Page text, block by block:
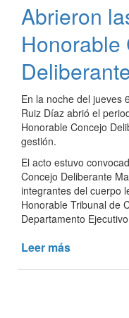
Abrieron
Honorable
En la noche del jueves
Ruiz Díaz abrió el
Honorable Concejo
gestión.
El acto estuvo
Concejo Deliberante
integrantes del cuerpo
Honorable Tribunal de
Departamento
Leer más